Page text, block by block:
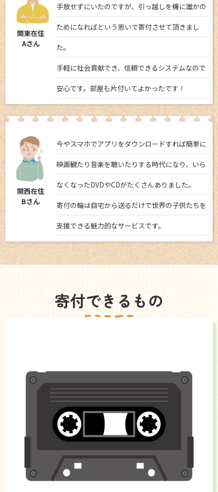
関東在住
Aさん
手放せずにいたのですが、引っ越しを機に誰かの
ためになればという思いで寄付させて頂きまし
た。
手軽に社会貢献でき、信頼できるシステムなので
安心です。部屋も片付いてよかったです！
関西在住
Bさん
今やスマホでアプリをダウンロードすれば簡単に
映画観たり音楽を聴いたりする時代になり、いら
なくなったDVDやCDがたくさんありました。
寄付の輪は自宅から送るだけで世界の子供たちを
支援できる魅力的なサービスです。
寄付できるもの